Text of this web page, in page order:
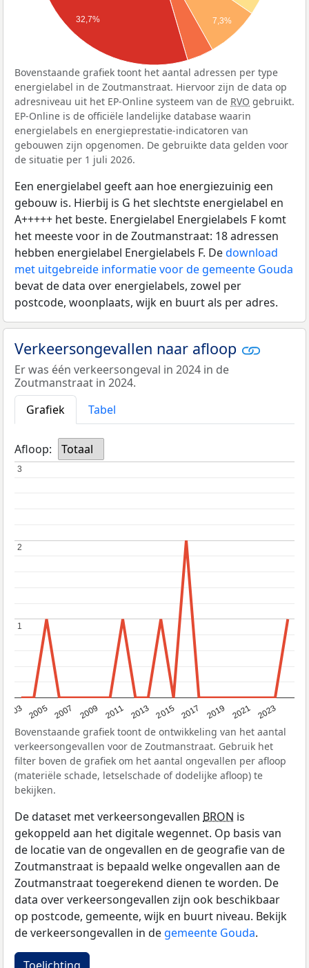
7,3%
32,7%
Bovenstaande grafiek toont het aantal adressen per type
energielabel in de Zoutmanstraat. Hiervoor zijn de data op
adresniveau uit het EP-Online systeem van de RVO gebruikt.
EP-Online is de officiële landelijke database waarin
energielabels en energieprestatie-indicatoren van
gebouwen zijn opgenomen. De gebruikte data gelden voor
de situatie per 1 juli 2026.
Een energielabel geeft aan hoe energiezuinig een
gebouw is. Hierbij is G het slechtste energielabel en
A+++++ het beste. Energielabel Energielabels F komt
het meeste voor in de Zoutmanstraat: 18 adressen
hebben energielabel Energielabels F. Dedownload
met uitgebreide informatie voor de gemeente Gouda
bevat de data over energielabels, zowel per
postcode, woonplaats, wijk en buurt als per adres.
Verkeersongevallen naar afloop
Er was één verkeersongeval in 2024 in de
Zoutmanstraat in 2024.
Grafiek
Tabel
Afloop: Totaal
2003 2005 2007 2009 2011 2013 2015 2017 2019 2021 2023
1
1
2
2
3
3
Bovenstaande grafiek toont de ontwikkeling van het aantal
verkeersongevallen voor de Zoutmanstraat. Gebruik het
filter boven de grafiek om het aantal ongevallen per afloop
(materiële schade, letselschade of dodelijke afloop) te
bekijken.
De dataset met verkeersongevallen BRON is
gekoppeld aan het digitale wegennet. Op basis van
de locatie van de ongevallen en de geografie van de
Zoutmanstraat is bepaald welke ongevallen aan de
Zoutmanstraat toegerekend dienen te worden. De
data over verkeersongevallen zijn ook beschikbaar
op postcode, gemeente, wijk en buurt niveau. Bekijk
de verkeersongevallen in de gemeente Gouda.